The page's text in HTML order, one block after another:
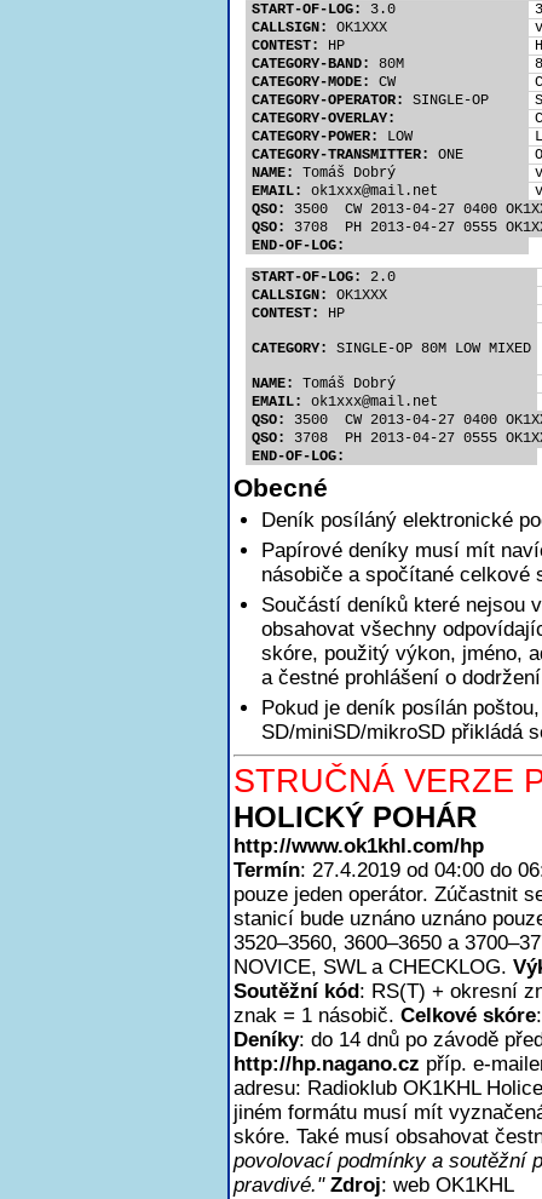
START-OF-LOG: 3.0
CALLSIGN:
OK1XXX
CONTEST:
HP
CATEGORY-BAND:
80M
CATEGORY-MODE:
CW
CATEGORY-OPERATOR:
SINGLE-OP
CATEGORY-OVERLAY:
CATEGORY-POWER:
LOW
CATEGORY-TRANSMITTER:
ONE
NAME:
Tomáš Dobrý
EMAIL:
ok1xxx@mail.net
QSO:
3500  CW 2013-04-27 0400
QSO:
3708  PH 2013-04-27 0555
END-OF-LOG:
START-OF-LOG:
2.0
CALLSIGN:
OK1XXX
CONTEST:
HP
CATEGORY: SINGLE-OP 80M LOW MIXED
NAME:
Tomáš Dobrý
EMAIL:
ok1xxx@mail.net
QSO:
3500  CW 2013-04-27 0400
QSO:
3708  PH 2013-04-27 0555
END-OF-LOG:
Obecné
Deník posíláný elektronické
Papírové deníky musí mít
násobiče a spočítané celkové
Součástí deníků které nejsou
obsahovat všechny
skóre, použitý výkon, jméno,
a čestné prohlášení o
Pokud je deník posílán
SD/miniSD/mikroSD přikládá
STRUČNÁ VERZE
HOLICKÝ POHÁR
http://www.ok1khl.com/hp
Termín: 27.4.2019 od 04:00 do
pouze jeden operátor. Zúčastnit
stanicí bude uznáno uznáno
3520–3560, 3600–3650 a
NOVICE, SWL a CHECKLOG.
Soutěžní kód: RS(T) + okresní
znak = 1 násobič. Celkové skóre
Deníky: do 14 dnů po závodě
http://hp.nagano.cz příp. e-
adresu: Radioklub OK1KHL
jiném formátu musí mít
skóre. Také musí obsahovat
povolovací podmínky a soutěžní
pravdivé." Zdroj: web OK1KHL